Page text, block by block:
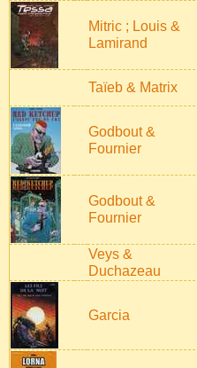
Mitric ; Louis &
Lamirand
Taïeb & Matrix
Godbout &
Fournier
Godbout &
Fournier
Veys &
Duchazeau
Garcia